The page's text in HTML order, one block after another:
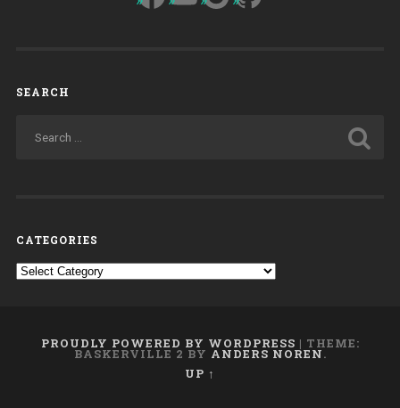
SEARCH
CATEGORIES
Categories
PROUDLY POWERED BY WORDPRESS | THEME:
BASKERVILLE 2 BY ANDERS NOREN.
UP ↑